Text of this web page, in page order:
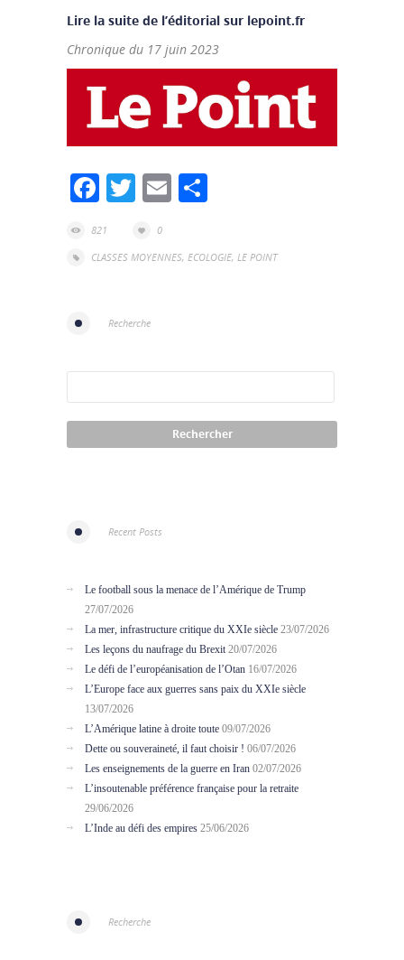
Lire la suite de l’éditorial sur lepoint.fr
Chronique du 17 juin 2023
Facebook
TwitterEmail
821
0
CLASSES MOYENNES, ECOLOGIE, LE POINT
Recherche
Recent Posts
Le football sous la menace de l’Amérique de Trump
27/07/2026
La mer, infrastructure critique du XXIe siècle 23/07/2026
Les leçons du naufrage du Brexit 20/07/2026
Le défi de l’européanisation de l’Otan 16/07/2026
L’Europe face aux guerres sans paix du XXIe siècle
13/07/2026
L’Amérique latine à droite toute 09/07/2026
Dette ou souveraineté, il faut choisir ! 06/07/2026
Les enseignements de la guerre en Iran 02/07/2026
L’insoutenable préférence française pour la retraite
29/06/2026
L’Inde au défi des empires 25/06/2026
Recherche